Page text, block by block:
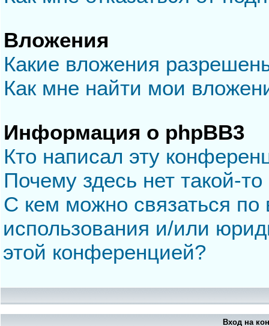
Вложения
Какие вложения
Как мне найти мои
Информация о phpBB3
Кто написал эту
Почему здесь нет такой-
С кем можно связаться по
использования и/или
этой конференцией?
Вход на